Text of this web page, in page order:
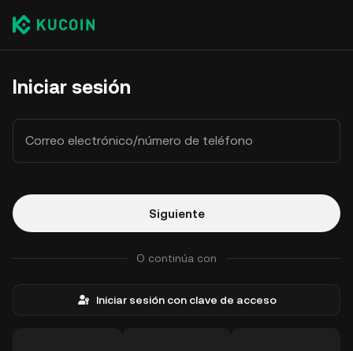
Iniciar sesión
Correo electrónico/número de teléfono
Siguiente
O continúa con
Iniciar sesión con clave de acceso